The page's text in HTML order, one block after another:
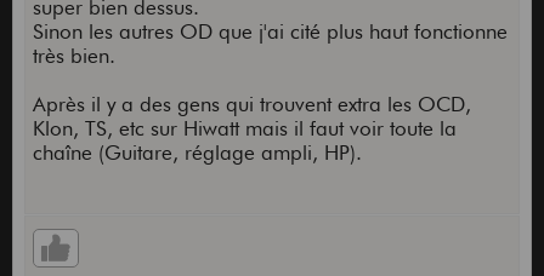
super bien dessus.
Sinon les autres OD que j'ai cité plus haut fonctionne
très bien.
Après il y a des gens qui trouvent extra les OCD,
Klon, TS, etc sur Hiwatt mais il faut voir toute la
chaîne (Guitare, réglage ampli, HP).